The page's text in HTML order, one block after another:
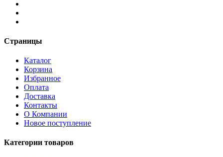
Страницы
Каталог
Корзина
Избранное
Оплата
Доставка
Контакты
О Компании
Новое поступление
Категории товаров